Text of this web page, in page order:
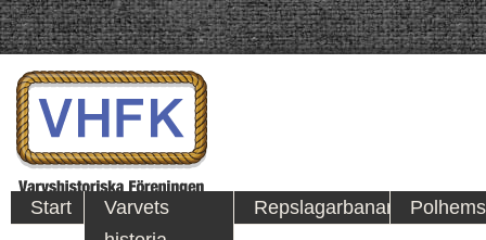
Start
Varvets
Repslagarbanan